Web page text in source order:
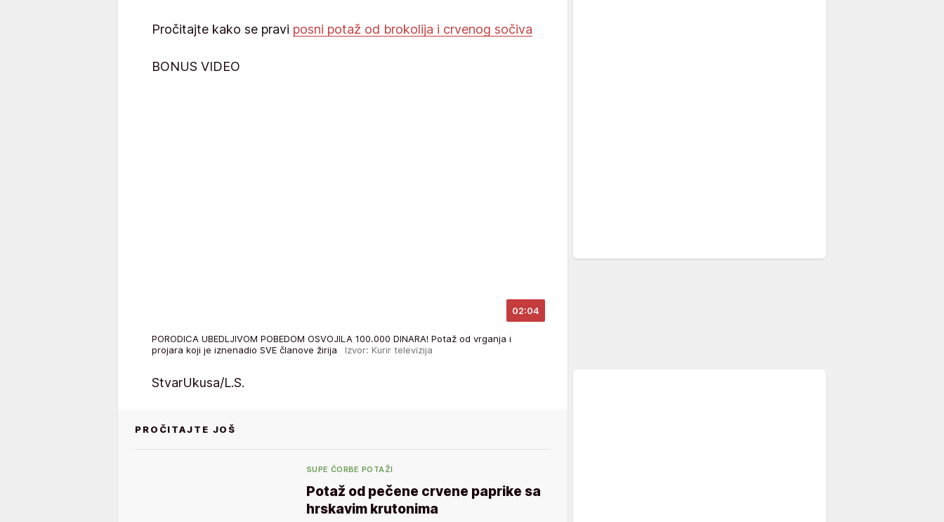
Pročitajte kako se pravi posni potaž od brokolija i crvenog sočiva
BONUS VIDEO
02:04
PORODICA UBEDLJIVOM POBEDOM OSVOJILA 100.000 DINARA! Potaž od vrganja i
projara koji je iznenadio SVE članove žirija Izvor: Kurir televizija
StvarUkusa/L.S.
PROČITAJTE JOŠ
SUPE ČORBE POTAŽI
Potaž od pečene crvene paprike sa
hrskavim krutonima